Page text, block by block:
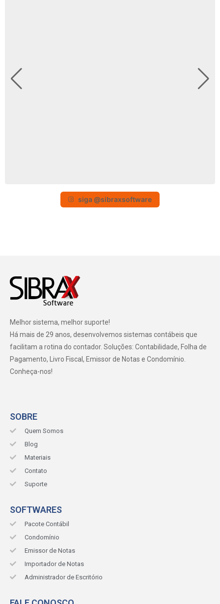
siga @sibraxsoftware
Melhor sistema, melhor suporte!
Há mais de 29 anos, desenvolvemos sistemas contábeis que
facilitam a rotina do contador. Soluções: Contabilidade, Folha de
Pagamento, Livro Fiscal, Emissor de Notas e Condomínio.
Conheça-nos!
SOBRE
Quem Somos
Blog
Materiais
Contato
Suporte
SOFTWARES
Pacote Contábil
Condomínio
Emissor de Notas
Importador de Notas
Administrador de Escritório